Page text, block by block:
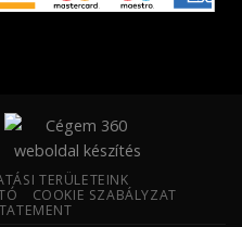
TERÜLETEINK
COOKIE SZABÁLYZAT